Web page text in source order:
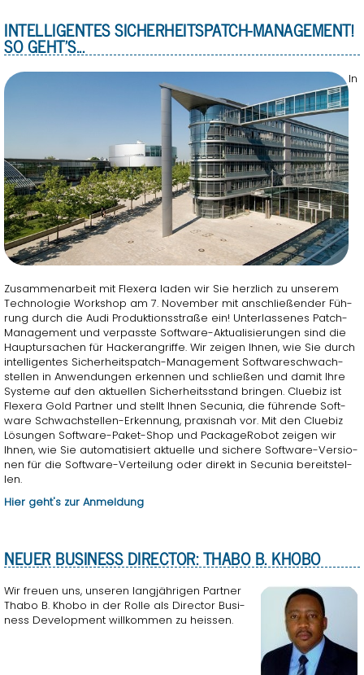
IN­TEL­LI­GEN­TES SI­CHER­HEITS­PATCH-MA­NAGE­MENT!
SO GEHT'S...
In
Zu­sam­men­ar­beit mit Fle­x­e­ra laden wir Sie herz­lich zu un­se­rem
Tech­no­lo­gie Work­shop am 7. No­vem­ber mit an­schlie­ßen­der Füh­
rung durch die Audi Pro­duk­ti­ons­stra­ße ein! Un­ter­las­se­nes Patch-
Ma­nage­ment und ver­pass­te Soft­ware-Ak­tua­li­sie­run­gen sind die
Haupt­ur­sa­chen für Ha­cker­an­grif­fe. Wir zei­gen Ihnen, wie Sie durch
in­tel­li­gen­tes Si­cher­heits­patch-Ma­nage­ment Soft­wareschwach­
stel­len in An­wen­dun­gen er­ken­nen und schlie­ßen und damit Ihre
Sys­te­me auf den ak­tu­el­len Si­cher­heits­stand brin­gen. Clue­biz ist
Fle­x­e­ra Gold Part­ner und stellt Ihnen Se­cu­nia, die füh­ren­de Soft­
ware Schwach­stel­len-Er­ken­nung, pra­xis­nah vor. Mit den Clue­biz
Lö­sun­gen Soft­ware-Paket-Shop und Pa­cka­ge­Ro­bot zei­gen wir
Ihnen, wie Sie au­to­ma­ti­siert ak­tu­el­le und si­che­re Soft­ware-Ver­sio­
nen für die Soft­ware-Ver­tei­lung oder di­rekt in Se­cu­nia be­reit­stel­
len.
Hier geht's zur An­mel­dung
NEUER BUSI­NESS DI­REC­TOR: THABO B. KHOBO
Wir freu­en uns, un­se­ren lang­jäh­ri­gen Part­ner
Thabo B. Khobo in der Rolle als Di­rec­tor Busi­
ness De­ve­lop­ment will­kom­men zu heis­sen.